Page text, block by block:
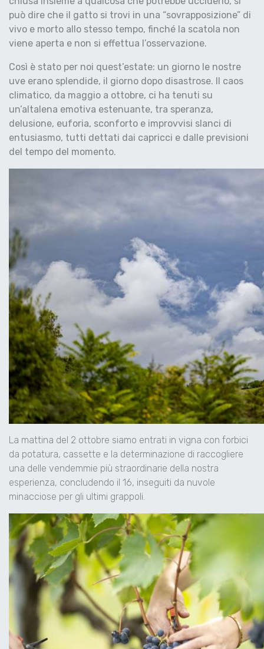
può dire che il gatto si trovi in una “sovrapposizione” di
vivo e morto allo stesso tempo, finché la scatola non
viene aperta e non si effettua l’osservazione.
Così è stato per noi quest’estate: un giorno le nostre
uve erano splendide, il giorno dopo disastrose. Il caos
climatico, da maggio a ottobre, ci ha tenuti su
un’altalena emotiva estenuante, tra speranza,
delusione, euforia, sconforto e improvvisi slanci di
entusiasmo, tutti dettati dai capricci e dalle previsioni
del tempo del momento.
La mattina del 2 ottobre siamo entrati in vigna con forbici
da potatura, cassette e la determinazione di raccogliere
una delle vendemmie più straordinarie della nostra
esperienza, concludendo il 16, inseguiti da nuvole
minacciose per gli ultimi grappoli.